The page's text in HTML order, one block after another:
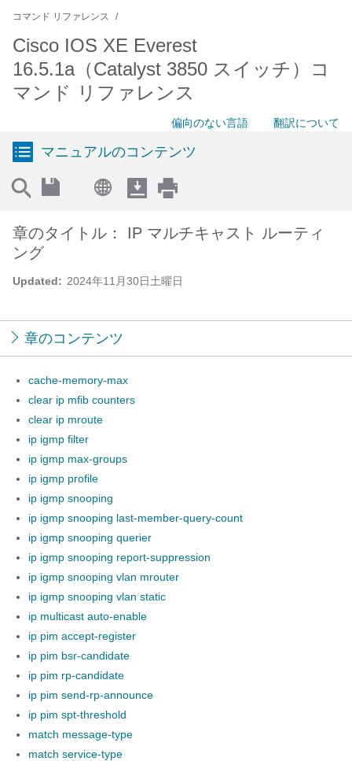
コマンド リファレンス
Cisco IOS XE Everest
16.5.1a（Catalyst 3850 スイッチ）コ
マンド リファレンス
偏向のない言語 翻訳について
マニュアルのコンテンツ
Updated: 2024年11月30日土曜日
章のタイトル： IP マルチキャスト ルーティ
ング
章のコンテンツ
cache-memory-max
clear ip mfib counters
clear ip mroute
ip igmp filter
ip igmp max-groups
ip igmp profile
ip igmp snooping
ip igmp snooping last-member-query-count
ip igmp snooping querier
ip igmp snooping report-suppression
ip igmp snooping vlan mrouter
ip igmp snooping vlan static
ip multicast auto-enable
ip pim accept-register
ip pim bsr-candidate
ip pim rp-candidate
ip pim send-rp-announce
ip pim spt-threshold
match message-type
match service-type